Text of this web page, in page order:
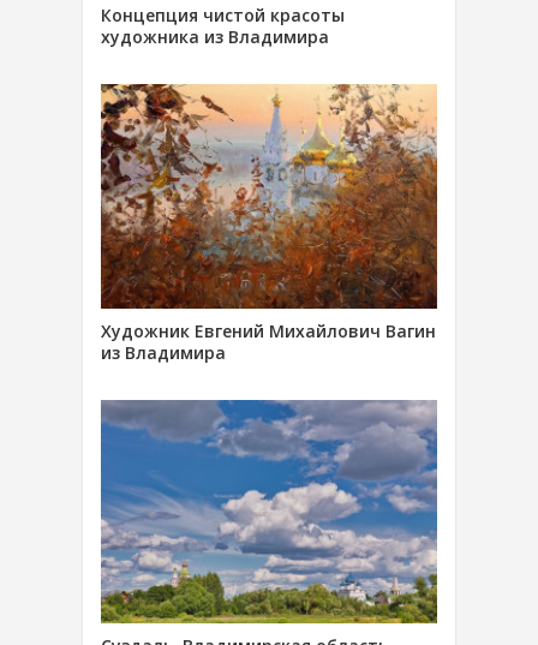
Концепция чистой красоты
художника из Владимира
Художник Евгений Михайлович Вагин
из Владимира